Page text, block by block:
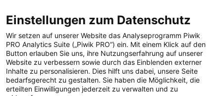
Ehrenamtsbereich
Aktuelles
Presse
Einstellungen zum Datenschutz
Wir setzen auf unserer Website das Analyseprogramm Piwik
PRO Analytics Suite („Piwik PRO“) ein. Mit einem Klick auf den
Button erlauben Sie uns, ihre Nutzungserfahrung auf unserer
Website zu verbessern sowie durch das Einblenden externer
Inhalte zu personalisieren. Dies hilft uns dabei, unsere Seite
bedarfsgerecht zu gestalten. Sie haben die Möglichkeit, die
erteilten Einwilligungen jederzeit zu verwalten und zu